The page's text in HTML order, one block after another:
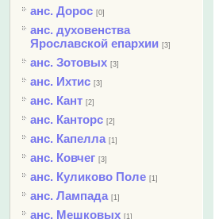
анс. Дорос [0]
анс. духовенства
Ярославской епархии [3]
анс. Зотовых [3]
анс. Ихтис [3]
анс. Кант [2]
анс. Канторс [2]
анс. Капелла [1]
анс. Ковчег [3]
анс. Куликово Поле [1]
анс. Лампада [1]
анс. Мешковых [1]